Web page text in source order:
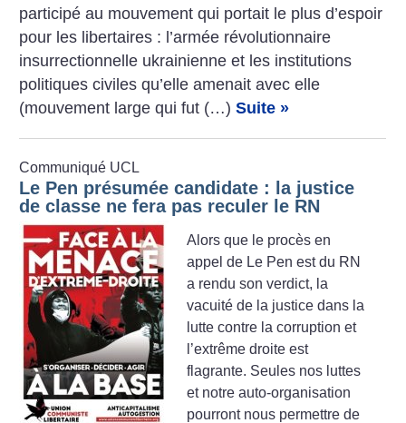
participé au mouvement qui portait le plus d’espoir
pour les libertaires : l’armée révolutionnaire
insurrectionnelle ukrainienne et les institutions
politiques civiles qu’elle amenait avec elle
(mouvement large qui fut (…)Suite »
Communiqué UCL
Le Pen présumée candidate : la justice
de classe ne fera pas reculer le RN
Alors que le procès en
appel de Le Pen est du RN
a rendu son verdict, la
vacuité de la justice dans la
lutte contre la corruption et
l’extrême droite est
flagrante. Seules nos luttes
et notre auto-organisation
pourront nous permettre de